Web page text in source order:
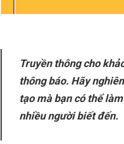
Truyền thông cho
thông báo. Hãy
tạo mà bạn có thể
nhiều người biết đến.